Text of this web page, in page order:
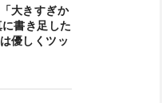
大きすぎか
書き足した
優しくツッ